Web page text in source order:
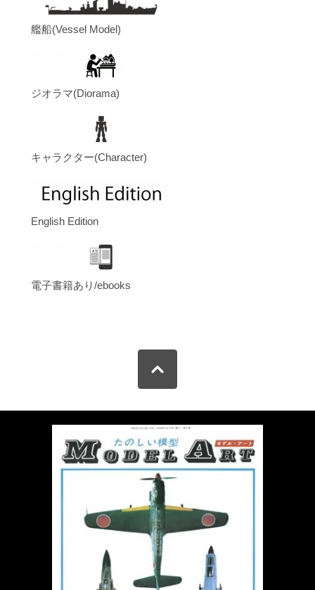
艦船(Vessel Model)
ジオラマ(Diorama)
キャラクター(Character)
English Edition
電子書籍あり/ebooks